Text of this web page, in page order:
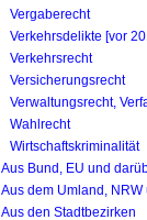
Vergaberecht
Verkehrsdelikte [vor
Verkehrsrecht
Versicherungsrecht
Verwaltungsrecht,
Wahlrecht
Wirtschaftskriminalität
Aus Bund, EU und
Aus dem Umland,
Aus den Stadtbezirken